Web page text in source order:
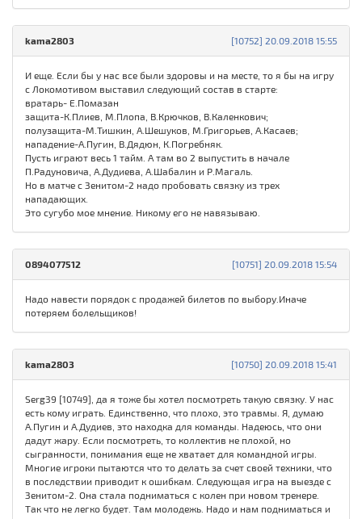
[10752] 20.09.2018 15:55
kama2803
И еще. Если бы у нас все были здоровы и на месте, то я бы на игру
с Локомотивом выставил следующий состав в старте:
вратарь- Е.Помазан
защита-К.Плиев, М.Плопа, В.Крючков, В.Каленкович;
полузащита-М.Тишкин, А.Шешуков, М.Григорьев, А.Касаев;
нападение-А.Пугин, В.Дядюн, К.Погребняк.
Пусть играют весь 1 тайм. А там во 2 выпустить в начале
П.Радуновича, А.Дудиева, А.Шабалин и Р.Магаль.
Но в матче с Зенитом-2 надо пробовать связку из трех
нападающих.
Это сугубо мое мнение. Никому его не навязываю.
[10751] 20.09.2018 15:54
0894077512
Надо навести порядок с продажей билетов по выбору.Иначе
потеряем болельщиков!
[10750] 20.09.2018 15:41
kama2803
Serg39 [10749], да я тоже бы хотел посмотреть такую связку. У нас
есть кому играть. Единственно, что плохо, это травмы. Я, думаю
А.Пугин и А.Дудиев, это находка для команды. Надеюсь, что они
дадут жару. Если посмотреть, то коллектив не плохой, но
сыгранности, понимания еще не хватает для командной игры.
Многие игроки пытаются что то делать за счет своей техники, что
в последствии приводит к ошибкам. Следующая игра на выезде с
Зенитом-2. Она стала подниматься с колен при новом тренере.
Так что не легко будет. Там молодежь. Надо и нам подниматься и